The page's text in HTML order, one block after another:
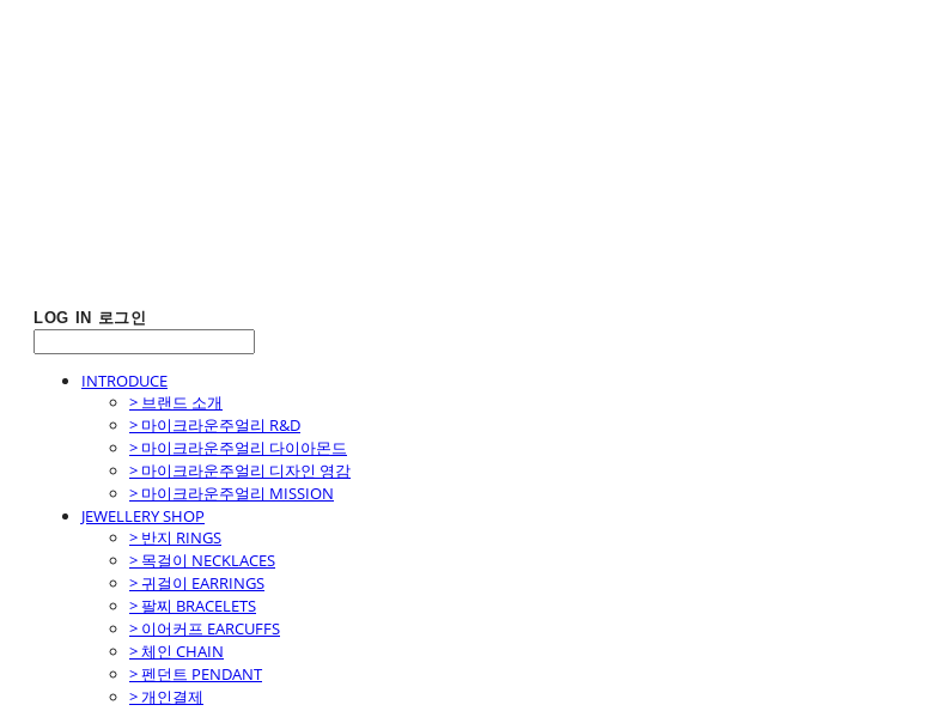
LOG IN 로그인
INTRODUCE
> 브랜드 소개
> 마이크라운주얼리 R&D
> 마이크라운주얼리 다이아몬드
> 마이크라운주얼리 디자인 영감
> 마이크라운주얼리 MISSION
JEWELLERY SHOP
> 반지 RINGS
> 목걸이 NECKLACES
> 귀걸이 EARRINGS
> 팔찌 BRACELETS
> 이어커프 EARCUFFS
> 체인 CHAIN
> 펜던트 PENDANT
> 개인결제